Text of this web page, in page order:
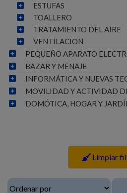
ESTUFAS
TOALLERO
TRATAMIENTO DEL AIRE
VENTILACION
PEQUEÑO APARATO
BAZAR Y MENAJE
INFORMÁTICA Y NUEVAS
MOVILIDAD Y ACTIVIDAD
DOMÓTICA, HOGAR Y
Limpiar